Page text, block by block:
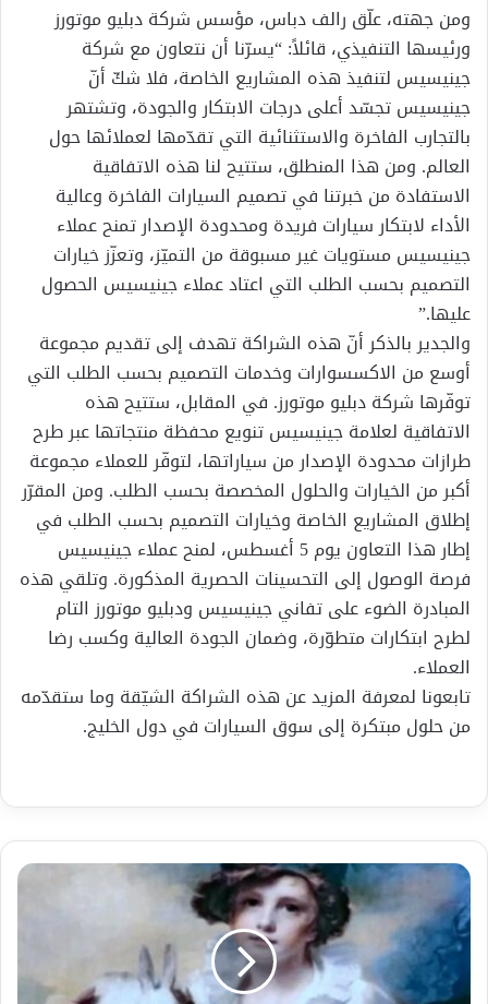
ومن جهته، علّق رالف دباس، مؤسس شركة دبليو موتورز
ورئيسها التنفيذي، قائلاً: “يسرّنا أن نتعاون مع شركة
جينيسيس لتنفيذ هذه المشاريع الخاصة، فلا شكّ أنّ
جينيسيس تجسّد أعلى درجات الابتكار والجودة، وتشتهر
بالتجارب الفاخرة والاستثنائية التي تقدّمها لعملائها حول
العالم. ومن هذا المنطلق، ستتيح لنا هذه الاتفاقية
الاستفادة من خبرتنا في تصميم السيارات الفاخرة وعالية
الأداء لابتكار سيارات فريدة ومحدودة الإصدار تمنح عملاء
جينيسيس مستويات غير مسبوقة من التميّز، وتعزّز خيارات
التصميم بحسب الطلب التي اعتاد عملاء جينيسيس الحصول
عليها.”
والجدير بالذكر أنّ هذه الشراكة تهدف إلى تقديم مجموعة
أوسع من الاكسسوارات وخدمات التصميم بحسب الطلب التي
توفّرها شركة دبليو موتورز. في المقابل، ستتيح هذه
الاتفاقية لعلامة جينيسيس تنويع محفظة منتجاتها عبر طرح
طرازات محدودة الإصدار من سياراتها، لتوفّر للعملاء مجموعة
أكبر من الخيارات والحلول المخصصة بحسب الطلب. ومن المقرّر
إطلاق المشاريع الخاصة وخيارات التصميم بحسب الطلب في
إطار هذا التعاون يوم 5 أغسطس، لمنح عملاء جينيسيس
فرصة الوصول إلى التحسينات الحصرية المذكورة. وتلقي هذه
المبادرة الضوء على تفاني جينيسيس ودبليو موتورز التام
لطرح ابتكارات متطوّرة، وضمان الجودة العالية وكسب رضا
العملاء.
تابعونا لمعرفة المزيد عن هذه الشراكة الشيّقة وما ستقدّمه
من حلول مبتكرة إلى سوق السيارات في دول الخليج.
حكاية
الجنية
دجيرة
والنجار
الفولكلور